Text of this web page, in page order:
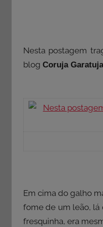
Nesta postagem
blog Coruja
Em cima do galho
fome de um leão, lá
fresquinha, era